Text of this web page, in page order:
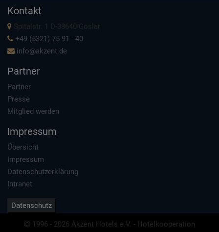
Kontakt
Spitalstr. 1 D-38640 Goslar
+49 (5321) 75 91 - 40
info@akzent.de
Partner
Partner
Presse
Mitglied werden
Impressum
Übersicht
Impressum
Datenschutzerklärung
Intranet
Datenschutz
1996 - 2026 Akzent Hotels e.V. - Hotelkooperation